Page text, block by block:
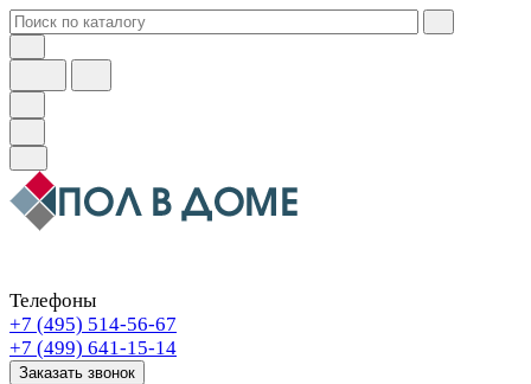
Телефоны
+7 (495) 514-56-67
+7 (499) 641-15-14
Заказать звонок